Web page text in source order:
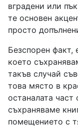
вградени или
те основен
просто
Безспорен факт,
което
такъв случай
това място в
останалата
съхраняваме
помещението с